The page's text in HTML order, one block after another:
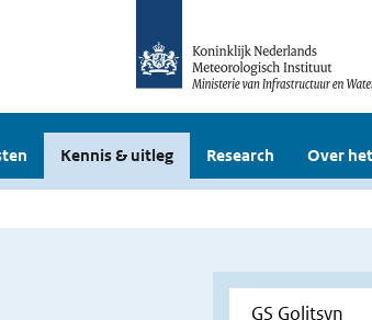
Kennis & uitleg Research Over